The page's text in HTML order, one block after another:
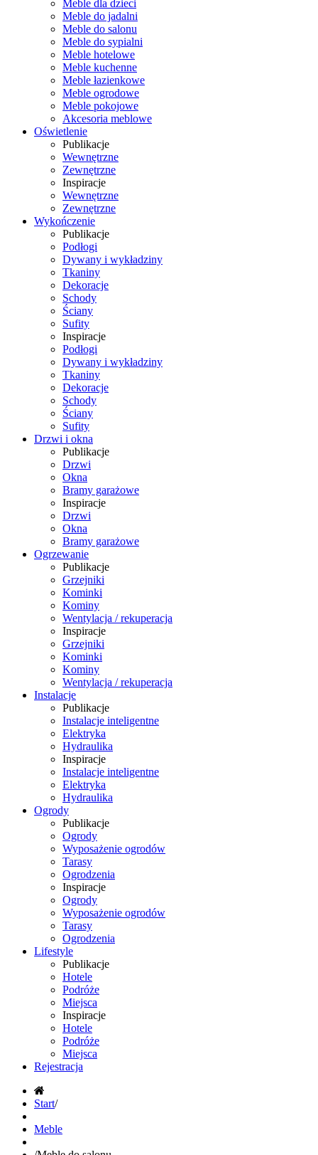
Meble dla dzieci
Meble do jadalni
Meble do salonu
Meble do sypialni
Meble hotelowe
Meble kuchenne
Meble łazienkowe
Meble ogrodowe
Meble pokojowe
Akcesoria meblowe
Oświetlenie
Publikacje
Wewnętrzne
Zewnętrzne
Inspiracje
Wewnętrzne
Zewnętrzne
Wykończenie
Publikacje
Podłogi
Dywany i wykładziny
Tkaniny
Dekoracje
Schody
Ściany
Sufity
Inspiracje
Podłogi
Dywany i wykładziny
Tkaniny
Dekoracje
Schody
Ściany
Sufity
Drzwi i okna
Publikacje
Drzwi
Okna
Bramy garażowe
Inspiracje
Drzwi
Okna
Bramy garażowe
Ogrzewanie
Publikacje
Grzejniki
Kominki
Kominy
Wentylacja / rekuperacja
Inspiracje
Grzejniki
Kominki
Kominy
Wentylacja / rekuperacja
Instalacje
Publikacje
Instalacje inteligentne
Elektryka
Hydraulika
Inspiracje
Instalacje inteligentne
Elektryka
Hydraulika
Ogrody
Publikacje
Ogrody
Wyposażenie ogrodów
Tarasy
Ogrodzenia
Inspiracje
Ogrody
Wyposażenie ogrodów
Tarasy
Ogrodzenia
Lifestyle
Publikacje
Hotele
Podróże
Miejsca
Inspiracje
Hotele
Podróże
Miejsca
Rejestracja
Start/
Meble